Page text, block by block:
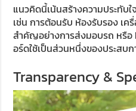
แนวคิดนี้เน้นสร้างความประทับ
เช่น การต้อนรับ ห้องรับรอง เค
สำคัญอย่างการส่งมอบรถ หรือ
อร์ดใช้เป็นส่วนหนึ่งของประสบ
Transparency &